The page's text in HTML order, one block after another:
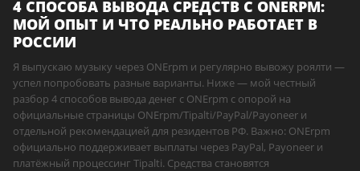
4 СПОСОБА ВЫВОДА СРЕДСТВ С ONERPM:
МОЙ ОПЫТ И ЧТО РЕАЛЬНО РАБОТАЕТ В
РОССИИ
Я выпускаю музыку через ONErpm и регулярно вывожу роялти —
успел попробовать разные варианты. Ниже — мой честный
разбор 4 способов вывода денег с ONErpm с опорой на
официальные страницы ONErpm/Tipalti/PayPal/Payoneer и
отдельной рекомендацией для резидентов РФ. Важно: ONErpm
официально поддерживает выплаты через PayPal, Payoneer и
платёжный процессинг Tipalti. Средства становятся